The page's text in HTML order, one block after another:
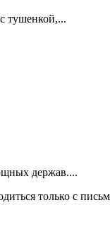
тушенкой,...
держав....
только с